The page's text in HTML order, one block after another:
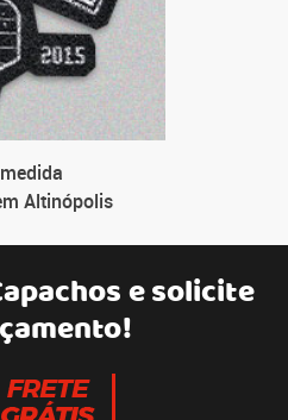
Altinópolis
e solicite